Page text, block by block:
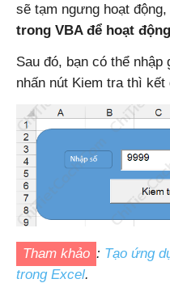
sẽ tạm ngưng hoạt
trong VBA để hoạt động
Sau đó, bạn có thể
nhấn nút Kiem tra thì kết
Tham khảo : Tạo ứng
trong Excel.